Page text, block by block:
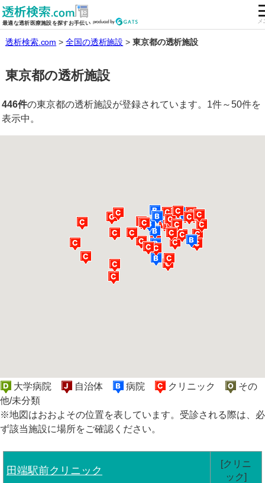
最適な透析医療施設を探すお手伝い メ
全国の透析施設を検索する
透析検索.com 全国の透析施設 東京都の透析施設
東京都の透析施設
446件の東京都の透析施設が登録されています。1件～50件を
表示中。
大学病院 自治体 病院 クリニック
その
他/未分類
※地図はおおよその位置を表しています。受診される際は、必
ず該当施設に場所をご確認ください。
田端駅前クリニック
[クリニ
ック]